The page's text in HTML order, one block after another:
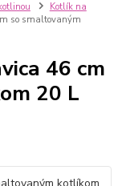
Kotlík na
so smaltovaným
46 cm
20 L